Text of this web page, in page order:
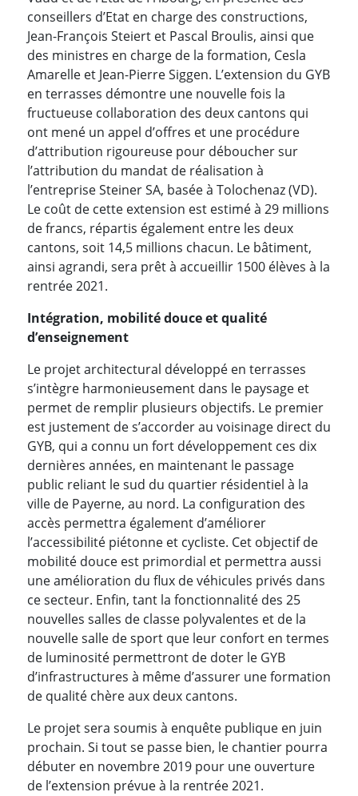
conseillers d’Etat en charge des constructions,
Jean-François Steiert et Pascal Broulis, ainsi que
des ministres en charge de la formation, Cesla
Amarelle et Jean-Pierre Siggen. L’extension du GYB
en terrasses démontre une nouvelle fois la
fructueuse collaboration des deux cantons qui
ont mené un appel d’offres et une procédure
d’attribution rigoureuse pour déboucher sur
l’attribution du mandat de réalisation à
l’entreprise Steiner SA, basée à Tolochenaz (VD).
Le coût de cette extension est estimé à 29 millions
de francs, répartis également entre les deux
cantons, soit 14,5 millions chacun. Le bâtiment,
ainsi agrandi, sera prêt à accueillir 1500 élèves à la
rentrée 2021.
Intégration, mobilité douce et qualité
d’enseignement
Le projet architectural développé en terrasses
s’intègre harmonieusement dans le paysage et
permet de remplir plusieurs objectifs. Le premier
est justement de s’accorder au voisinage direct du
GYB, qui a connu un fort développement ces dix
dernières années, en maintenant le passage
public reliant le sud du quartier résidentiel à la
ville de Payerne, au nord. La configuration des
accès permettra également d’améliorer
l’accessibilité piétonne et cycliste. Cet objectif de
mobilité douce est primordial et permettra aussi
une amélioration du flux de véhicules privés dans
ce secteur. Enfin, tant la fonctionnalité des 25
nouvelles salles de classe polyvalentes et de la
nouvelle salle de sport que leur confort en termes
de luminosité permettront de doter le GYB
d’infrastructures à même d’assurer une formation
de qualité chère aux deux cantons.
Le projet sera soumis à enquête publique en juin
prochain. Si tout se passe bien, le chantier pourra
débuter en novembre 2019 pour une ouverture
de l’extension prévue à la rentrée 2021.